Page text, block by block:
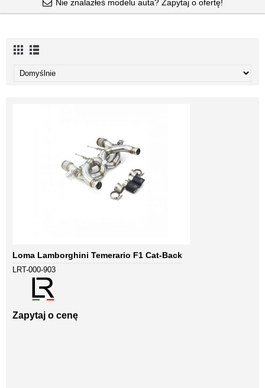
Nie znalazłeś modelu auta? Zapytaj o ofertę!
Loma Lamborghini Temerario F1 Cat-Back
LRT-000-903
Zapytaj o cenę